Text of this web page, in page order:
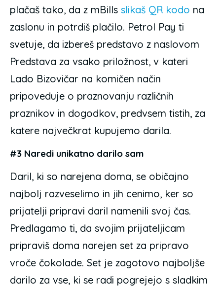
plačaš tako, da z mBills slikaš QR kodo na
zaslonu in potrdiš plačilo. Petrol Pay ti
svetuje, da izbereš predstavo z naslovom
Predstava za vsako priložnost, v kateri
Lado Bizovičar na komičen način
pripoveduje o praznovanju različnih
praznikov in dogodkov, predvsem tistih, za
katere največkrat kupujemo darila.
#3 Naredi unikatno darilo sam
Daril, ki so narejena doma, se običajno
najbolj razveselimo in jih cenimo, ker so
prijatelji pripravi daril namenili svoj čas.
Predlagamo ti, da svojim prijateljicam
pripraviš doma narejen set za pripravo
vroče čokolade. Set je zagotovo najboljše
darilo za vse, ki se radi pogrejejo s sladkim